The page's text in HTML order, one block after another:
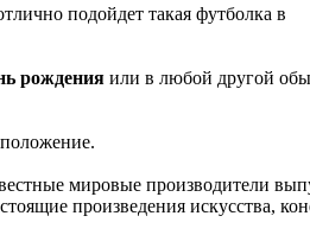
подойдет такая футболка в
рождения или в любой другой
мировые производители
произведения искусства,